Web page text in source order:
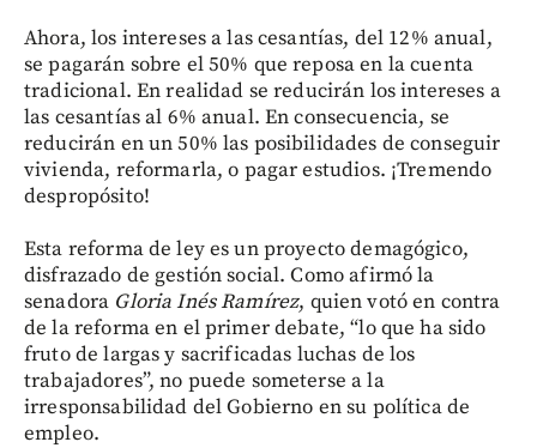
Ahora, los intereses a las cesantías, del 12% anual,
se pagarán sobre el 50% que reposa en la cuenta
tradicional. En realidad se reducirán los intereses a
las cesantías al 6% anual. En consecuencia, se
reducirán en un 50% las posibilidades de conseguir
vivienda, reformarla, o pagar estudios. ¡Tremendo
despropósito!
Esta reforma de ley es un proyecto demagógico,
disfrazado de gestión social. Como afirmó la
senadora Gloria Inés Ramírez, quien votó en contra
de la reforma en el primer debate, “lo que ha sido
fruto de largas y sacrificadas luchas de los
trabajadores”, no puede someterse a la
irresponsabilidad del Gobierno en su política de
empleo.